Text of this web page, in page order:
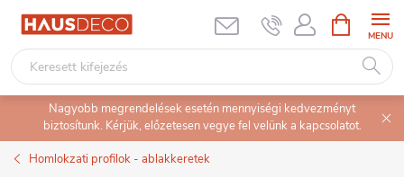
Ugrás
tartalomhoz
KOSÁR
Nagyobb megrendelések esetén mennyiségi kedvezményt
biztosítunk. Kérjük, előzetesen vegye fel velünk a kapcsolatot.
Homlokzati profilok - ablakkeretek